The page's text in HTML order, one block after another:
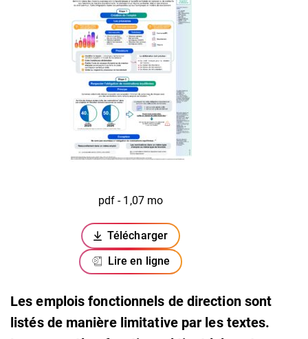
pdf - 1,07 mo
Télécharger
(ouverture dans un nouvel onglet)
Lire en ligne
Les emplois fonctionnels de direction sont
listés de manière limitative par les textes.